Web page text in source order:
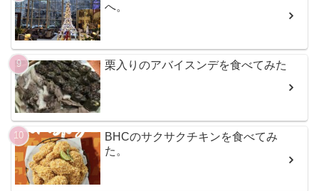
へ。
栗入りのアバイスンデを食べてみた
BHCのサクサクチキンを食べてみ
た。